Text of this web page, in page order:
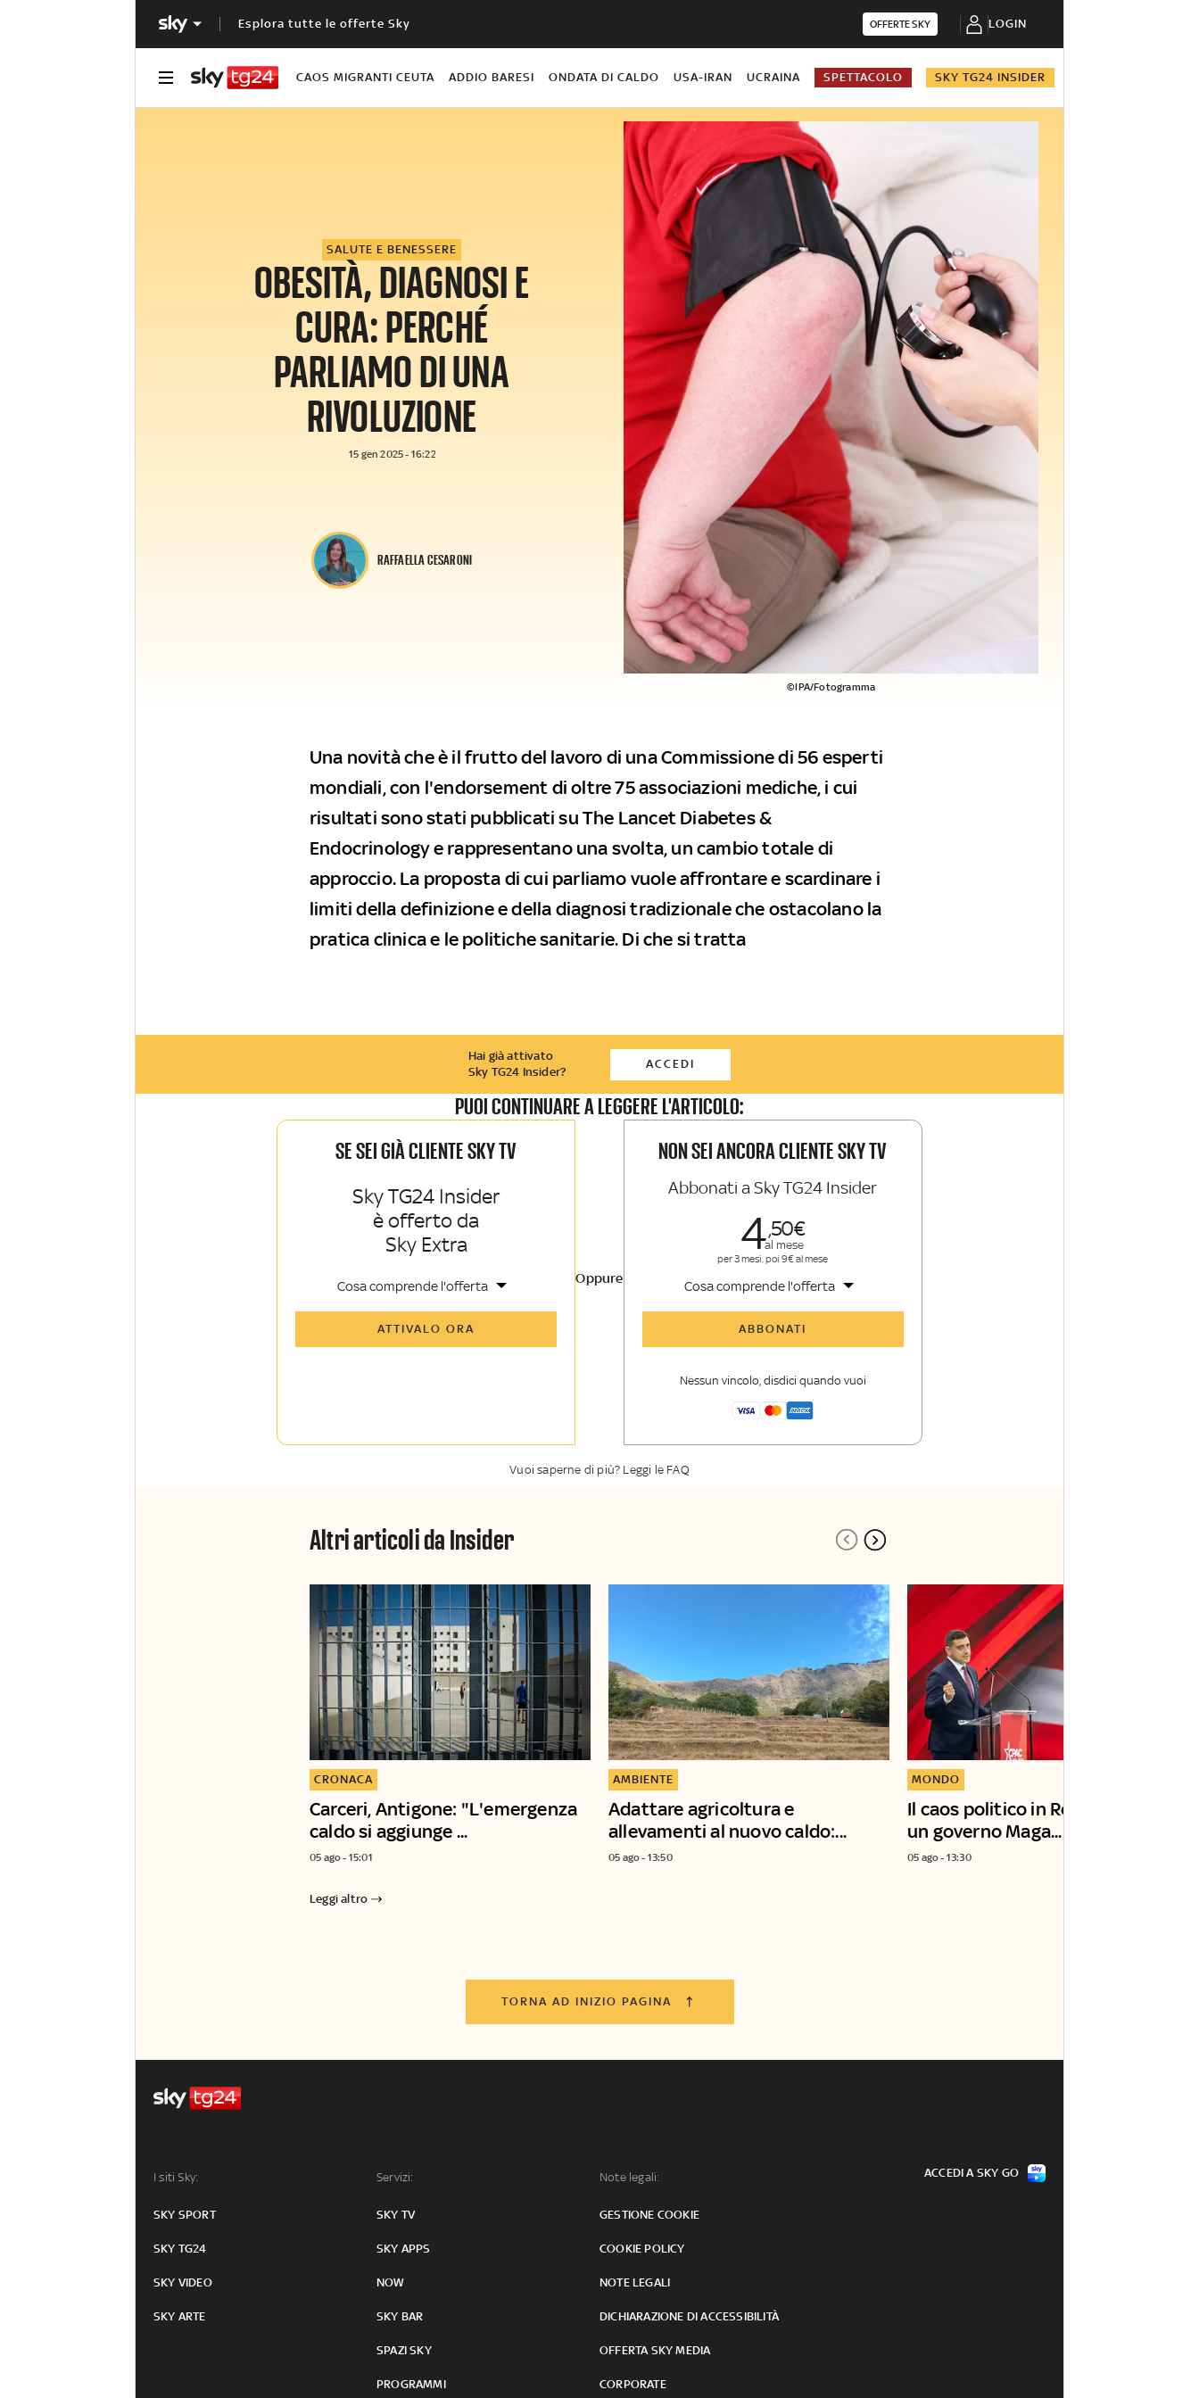
Esplora tutte le offerte Sky OFFERTE SKY LOGIN
CAOS MIGRANTI CEUTA ADDIO BARESI ONDATA DI CALDO USA-IRAN UCRAINA SPETTACOLO SKY TG24 INSIDER
SALUTE E BENESSERE
OBESITÀ, DIAGNOSI E
CURA: PERCHÉ
PARLIAMO DI UNA
RIVOLUZIONE
15 gen 2025 - 16:22
RAFFAELLA CESARONI
©IPA/Fotogramma
Una novità che è il frutto del lavoro di una Commissione di 56 esperti
mondiali, con l'endorsement di oltre 75 associazioni mediche, i cui
risultati sono stati pubblicati su The Lancet Diabetes &
Endocrinology e rappresentano una svolta, un cambio totale di
approccio. La proposta di cui parliamo vuole affrontare e scardinare i
limiti della definizione e della diagnosi tradizionale che ostacolano la
pratica clinica e le politiche sanitarie. Di che si tratta
Hai già attivato
Sky TG24 Insider?
ACCEDI
PUOI CONTINUARE A LEGGERE L'ARTICOLO:
SE SEI GIÀ CLIENTE SKY TV
Sky TG24 Insider
è offerto da
Sky Extra
Cosa comprende l'offerta
Sky Sport Insider
ATTIVALO ORA
Oppure
NON SEI ANCORA CLIENTE SKY TV
Abbonati a Sky TG24 Insider
450
al mese
per 3 mesi, poi 9€ al mese
Cosa comprende l'offerta
ABBONATI
Nessun vincolo, disdici quando vuoi
Vuoi saperne di più? Leggi le FAQ
Altri articoli da Insider
Carceri, Antigone: "L'emergenza
caldo si aggiunge ...
CRONACA
05 ago - 15:01
Adattare agricoltura e
allevamenti al nuovo caldo:...
AMBIENTE
05 ago - 13:50
Il caos politico in Romania apre a
un governo Maga...
MONDO
05 ago - 13:30
Leggi altro
TORNA AD INIZIO PAGINA
I siti Sky:
SKY SPORT
SKY TG24
SKY VIDEO
SKY ARTE
Servizi:
SKY TV
SKY APPS
NOW
SKY BAR
SPAZI SKY
PROGRAMMI
Note legali:
GESTIONE COOKIE
COOKIE POLICY
NOTE LEGALI
DICHIARAZIONE DI ACCESSIBILITÀ
OFFERTA SKY MEDIA
CORPORATE
ACCEDI A SKY GO